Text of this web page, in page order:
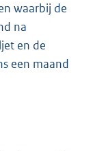
waarbij de
na
en de
een maand